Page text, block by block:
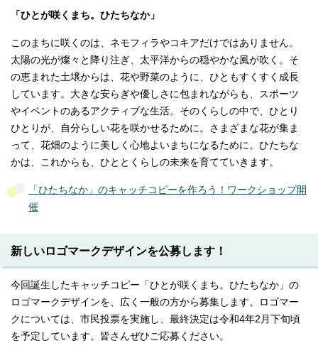
「ひとが咲くまち。ひたちなか」
このまちに咲くのは、ネモフィラやコキアだけではありません。
太陽の光が燦々と降り注ぎ、太平洋からの穏やかな風が吹く。そ
の恵まれた土壌からは、花や野菜のように、ひともすくすく成長
しています。大きな安らぎや優しさに包まれながらも、スポーツ
やイベントのあるアクティブな生活。そのくらしの中で、ひとり
ひとりが、自分らしい花を咲かせるために。さまざまな花が集ま
って、花畑のように美しく心地よいまちになるために。ひたちな
かは、これからも、ひととくらしの未来を育てていきます。
「ひたちなか」のキャッチコピーを作ろう！ワークショップ開
催
新しいロゴマークデザインを公募します！
今回誕生したキャッチコピー「ひとが咲くまち。ひたちなか」の
ロゴマークデザインを、広く一般の方から募集します。ロゴマー
クについては、市民投票を実施し、最終決定は令和4年2月下旬頃
を予定しています。皆さんぜひご応募ください。